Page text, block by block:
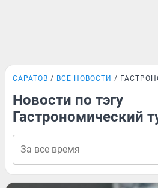
САРАТОВ ВСЕ НОВОСТИ
Новости по тэгу
Гастрономический